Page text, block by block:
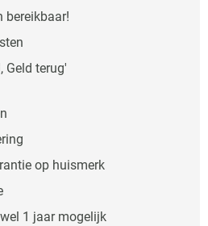
bereikbaar!
Geld terug'
op huismerk
1 jaar mogelijk